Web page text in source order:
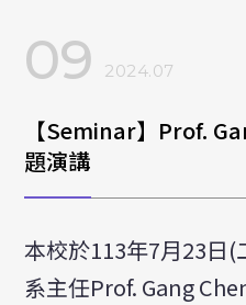
09 2024.07
【Seminar】Prof.
題演講
本校於113年7月23日
系主任Prof. Gang